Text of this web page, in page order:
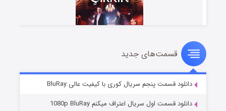
سریال زشت
قسمت۲ (زیرنویس) منتشر شد
قسمت‌های جدید
دانلود قسمت پنجم سریال کوری با کیفیت عالی BluRay
دانلود قسمت اول سریال اعتراف میکنم 1080p BluRay